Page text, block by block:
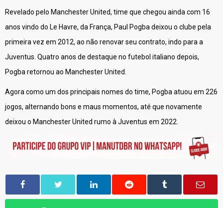
Revelado pelo Manchester United, time que chegou ainda com 16
anos vindo do Le Havre, da França, Paul Pogba deixou o clube pela
primeira vez em 2012, ao não renovar seu contrato, indo para a
Juventus. Quatro anos de destaque no futebol italiano depois,
Pogba retornou ao Manchester United.
Agora como um dos principais nomes do time, Pogba atuou em 226
jogos, alternando bons e maus momentos, até que novamente
deixou o Manchester United rumo à Juventus em 2022.